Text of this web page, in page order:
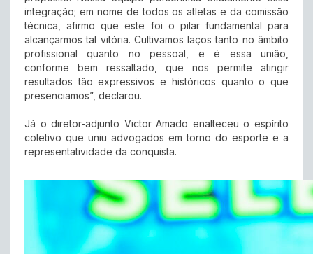
integração; em nome de todos os atletas e da comissão
técnica, afirmo que este foi o pilar fundamental para
alcançarmos tal vitória. Cultivamos laços tanto no âmbito
profissional quanto no pessoal, e é essa união,
conforme bem ressaltado, que nos permite atingir
resultados tão expressivos e históricos quanto o que
presenciamos”, declarou.
Já o diretor-adjunto Victor Amado enalteceu o espírito
coletivo que uniu advogados em torno do esporte e a
representatividade da conquista.